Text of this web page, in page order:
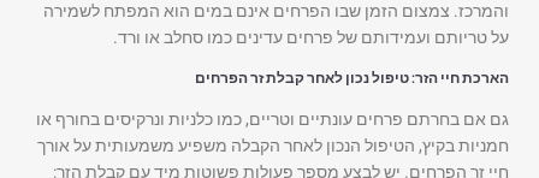
והמרכז. צמצום הזמן שבו הפרחים אינם במים הוא המפתח לשמירה
על טריותם ועמידותם של פרחים עדינים כמו סחלב או ורד.
הארכת חיי הזר: טיפול נכון לאחר קבלת זר הפרחים
גם אם בחרתם פרחים עונתיים וטריים, כמו כלניות ונרקיסים בחורף או
חמניות בקיץ, הטיפול הנכון לאחר הקבלה משפיע משמעותית על אורך
חיי זר הפרחים. יש לבצע מספר פעולות פשוטות מיד עם קבלת הזר: